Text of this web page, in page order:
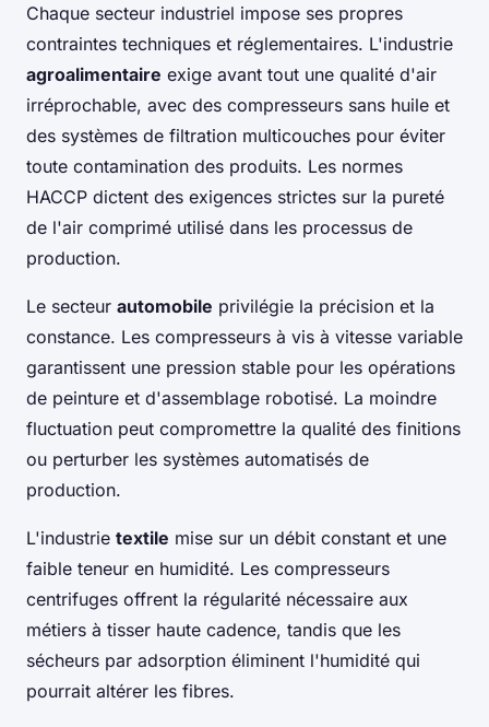
Chaque secteur industriel impose ses propres
contraintes techniques et réglementaires. L'industrie
agroalimentaire exige avant tout une qualité d'air
irréprochable, avec des compresseurs sans huile et
des systèmes de filtration multicouches pour éviter
toute contamination des produits. Les normes
HACCP dictent des exigences strictes sur la pureté
de l'air comprimé utilisé dans les processus de
production.
Le secteur automobile privilégie la précision et la
constance. Les compresseurs à vis à vitesse variable
garantissent une pression stable pour les opérations
de peinture et d'assemblage robotisé. La moindre
fluctuation peut compromettre la qualité des finitions
ou perturber les systèmes automatisés de
production.
L'industrie textile mise sur un débit constant et une
faible teneur en humidité. Les compresseurs
centrifuges offrent la régularité nécessaire aux
métiers à tisser haute cadence, tandis que les
sécheurs par adsorption éliminent l'humidité qui
pourrait altérer les fibres.